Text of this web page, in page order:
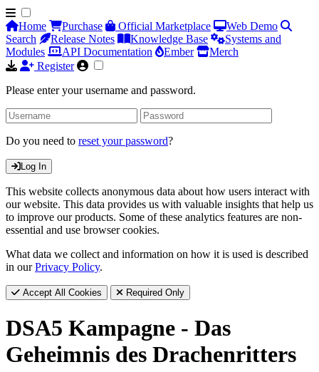
Home Purchase Official Marketplace
Web Demo
Search
Release Notes Knowledge Base
Systems and
Modules
API Documentation Ember
Merch
Register
Please enter your username and password.
Do you need to reset your password?
Log In
This website collects anonymous data about how users interact with
our website. This data provides us with valuable insights that help us
to improve our products. Some of these analytics features are non-
essential and use browser cookies.
What data we collect and information on how it is used is described
in ourPrivacy Policy.
Accept All Cookies Required Only
DSA5 Kampagne - Das
Geheimnis des Drachenritters